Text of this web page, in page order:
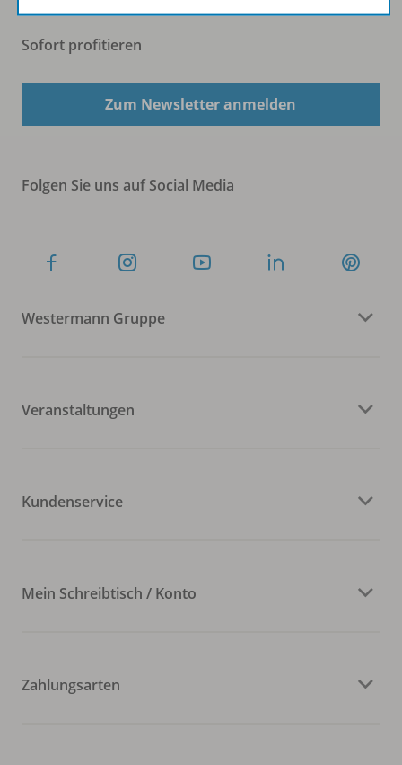
Sofort profitieren
Zum Newsletter anmelden
Folgen Sie uns auf Social Media
Westermann Gruppe
Veranstaltungen
Kundenservice
Mein Schreibtisch / Konto
Zahlungsarten